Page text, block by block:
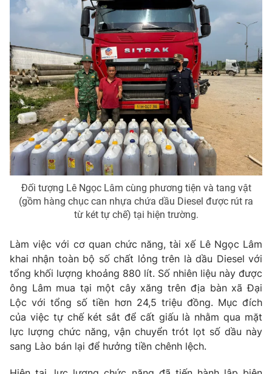
VTV4 Vươn mình bằng AI
VTV9 VTV8
Liên hệ tòa soạn English
THỜI BÁO VTV
Theo dõi báo trên
Cơ quan chủ quản: Đài Truyền hình Việt Nam
Cơ quan báo chí:Thời báo VTV
Giấy phép hoạt động báo in và báo điện tử số 483/GP-BTTTT
cấp ngày 29/12/2023
Tổng Biên tập:Vũ Thanh Thủy
Phó Tổng Biên tập:Nguyễn Thị Mỹ Hạnh, Phạm Quốc Thắng,
Nguyễn Trọng Ninh
Đối tượng Lê Ngọc Lâm cùng phương tiện và tang vật
(gồm hàng chục can nhựa chứa dầu Diesel được rút ra
từ két tự chế) tại hiện trường.
Làm việc với cơ quan chức năng, tài xế Lê Ngọc Lâm
khai nhận toàn bộ số chất lỏng trên là dầu Diesel với
tổng khối lượng khoảng 880 lít. Số nhiên liệu này được
ông Lâm mua tại một cây xăng trên địa bàn xã Đại
Lộc với tổng số tiền hơn 24,5 triệu đồng. Mục đích
của việc tự chế két sắt để cất giấu là nhằm qua mặt
lực lượng chức năng, vận chuyển trót lọt số dầu này
sang Lào bán lại để hưởng tiền chênh lệch.